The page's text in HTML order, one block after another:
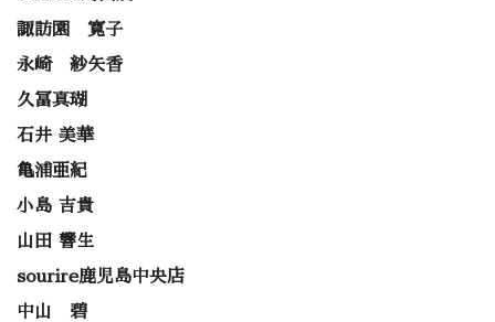
諏訪園 寛子
永崎 紗矢香
久冨真瑚
石井 美華
亀浦亜紀
小島 吉貴
山田 響生
sourire鹿児島中央店
中山 碧